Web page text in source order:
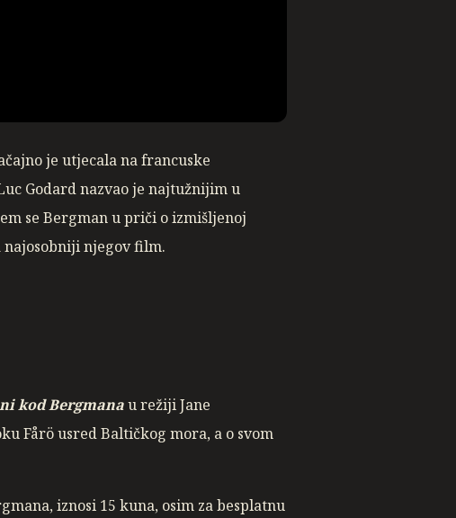
je utjecala na francuske
Godard nazvao je najtužnijim u
se Bergman u priči o izmišljenoj
njegov film.
kod Bergmanau režiji Jane
Fårö usred Baltičkog mora, a o svom
iznosi 15 kuna, osim za besplatnu